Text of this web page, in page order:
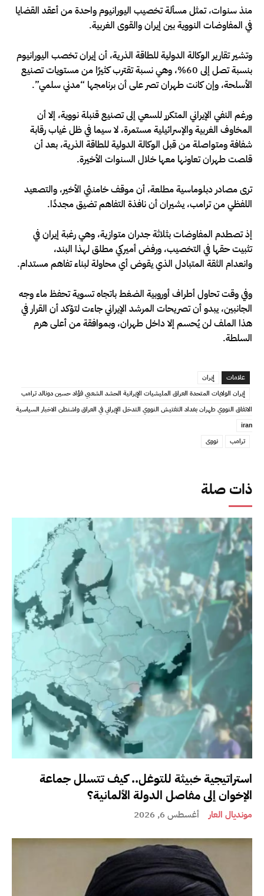
ذات صلة
استراتيجية خبيثة للتوغل.. كيف تتسلل جماعة
الإخوان إلى مفاصل الدولة الألمانية؟
مونديال العار أغسطس 6, 2026
منذ سنوات، تمثل مسألة تخصيب اليورانيوم واحدة من أعقد القضايا
في المفاوضات النووية بين إيران والقوى الغربية.
وتشير تقارير الوكالة الدولية للطاقة الذرية، أن إيران تخصب اليورانيوم
بنسبة تصل إلى 60%، وهي نسبة تقترب كثيرًا من مستويات تصنيع
الأسلحة، وإن كانت طهران تصر على أن برنامجها “مدني سلمي”.
ورغم النفي الإيراني المتكرر للسعي إلى تصنيع قنبلة نووية، إلا أن
المخاوف الغربية والإسرائيلية مستمرة، لا سيما في ظل غياب رقابة
شفافة ومتواصلة من قبل الوكالة الدولية للطاقة الذرية، بعد أن
قلصت طهران تعاونها معها خلال السنوات الأخيرة.
ترى مصادر دبلوماسية مطلعة، أن موقف خامنئي الأخير، والتصعيد
اللفظي من ترامب، يشيران أن نافذة التفاهم تضيق مجددًا.
إذ تصطدم المفاوضات بثلاثة جدران متوازية، وهي رغبة إيران في
تثبيت حقها في التخصيب، ورفض أميركي مطلق لهذا البند،
وانعدام الثقة المتبادل الذي يقوض أي محاولة لبناء تفاهم مستدام.
وفي وقت تحاول أطراف أوروبية الضغط باتجاه تسوية تحفظ ماء وجه
الجانبين، يبدو أن تصريحات المرشد الإيراني جاءت لتؤكد أن القرار في
هذا الملف لن يُحسم إلا داخل طهران، وبموافقة من أعلى هرم
السلطة.
علامات
إيران
إيران الولايات المتحدة العراق المليشيات الإيرانية الحشد الشعبي فؤاد حسين دونالد ترامب
الاتفاق النووي طهران بغداد التفتيش النووي التدخل الإيراني في العراق واشنطن الاخبار السياسية
iran
ترامب
نووى